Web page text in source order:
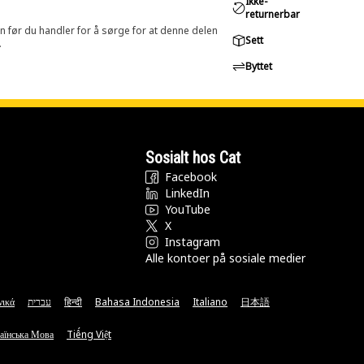
før du handler for å sørge for at denne delen
returnerbar
Sett
Byttet
Sosialt hos Cat
Facebook
LinkedIn
YouTube
X
Instagram
Alle kontoer på sosiale medier
עברית हिन्दी Bahasa Indonesia Italiano 日本語
Мова Tiếng Việt